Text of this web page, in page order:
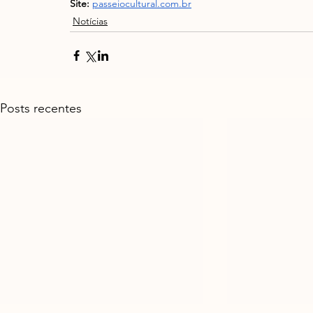
Site: passeiocultural.com.br
Notícias
Posts recentes